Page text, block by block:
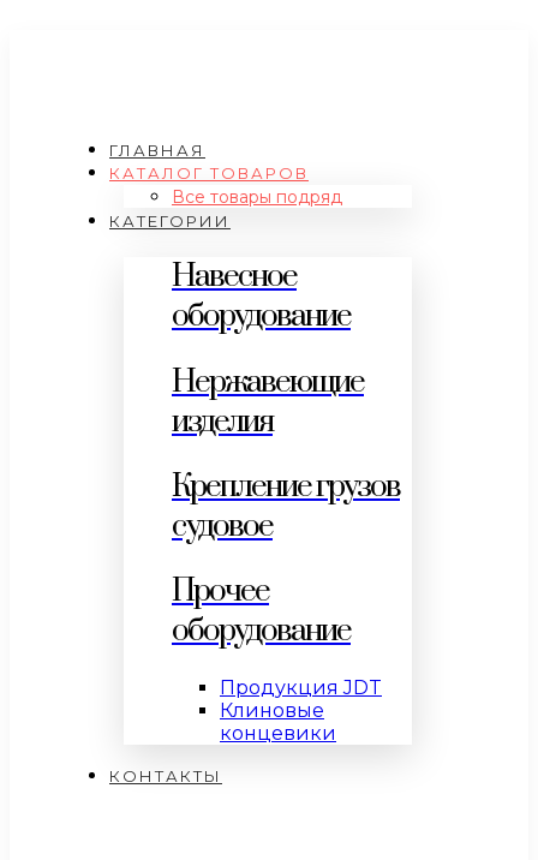
ГЛАВНАЯ
КАТАЛОГ ТОВАРОВ
Все товары подряд
КАТЕГОРИИ
Навесное
оборудование
Нержавеющие
изделия
Крепление грузов
судовое
Прочее
оборудование
Продукция JDT
Клиновые
концевики
КОНТАКТЫ